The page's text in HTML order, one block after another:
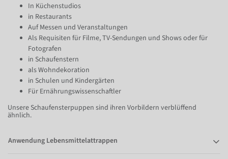
In Küchenstudios
in Restaurants
Auf Messen und Veranstaltungen
Als Requisiten für Filme, TV-Sendungen und Shows oder für
Fotografen
in Schaufenstern
als Wohndekoration
in Schulen und Kindergärten
Für Ernährungswissenschaftler
Unsere Schaufensterpuppen sind ihren Vorbildern verblüffend
ähnlich.
Anwendung Lebensmittelattrappen